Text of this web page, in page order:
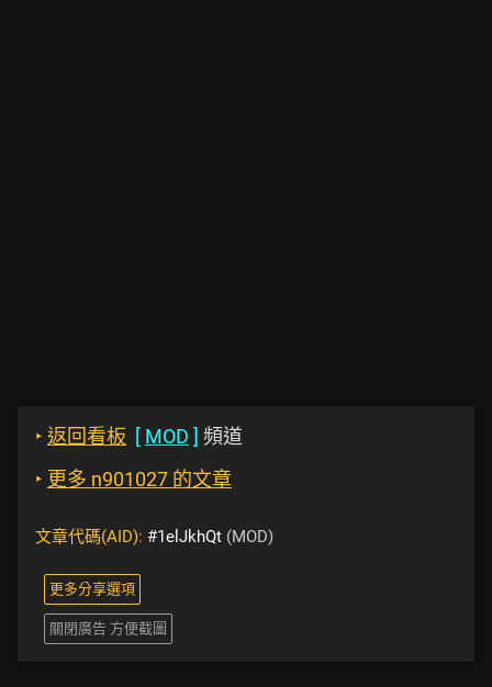
‣ 返回看板 [ MOD ] 頻道
‣ 更多 n901027 的文章
文章代碼(AID): #1elJkhQt (MOD)
更多分享選項
關閉廣告 方便截圖